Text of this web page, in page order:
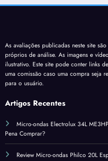
As avaliações publicadas neste site
próprios de análise. As imagens e
ilustrativo. Este site pode conter links
uma comissão caso uma compra seja
para o usuário.
Artigos Recentes
Micro-ondas Electrolux 34L
Pena Comprar?
Review Micro-ondas Philco 20L